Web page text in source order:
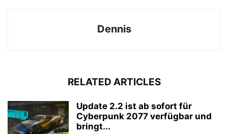
Dennis
RELATED ARTICLES
Update 2.2 ist ab sofort für
Cyberpunk 2077 verfügbar und
bringt...